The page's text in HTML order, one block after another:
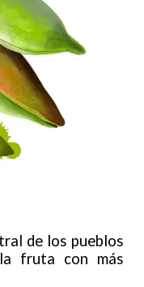
de los pueblos
fruta con más